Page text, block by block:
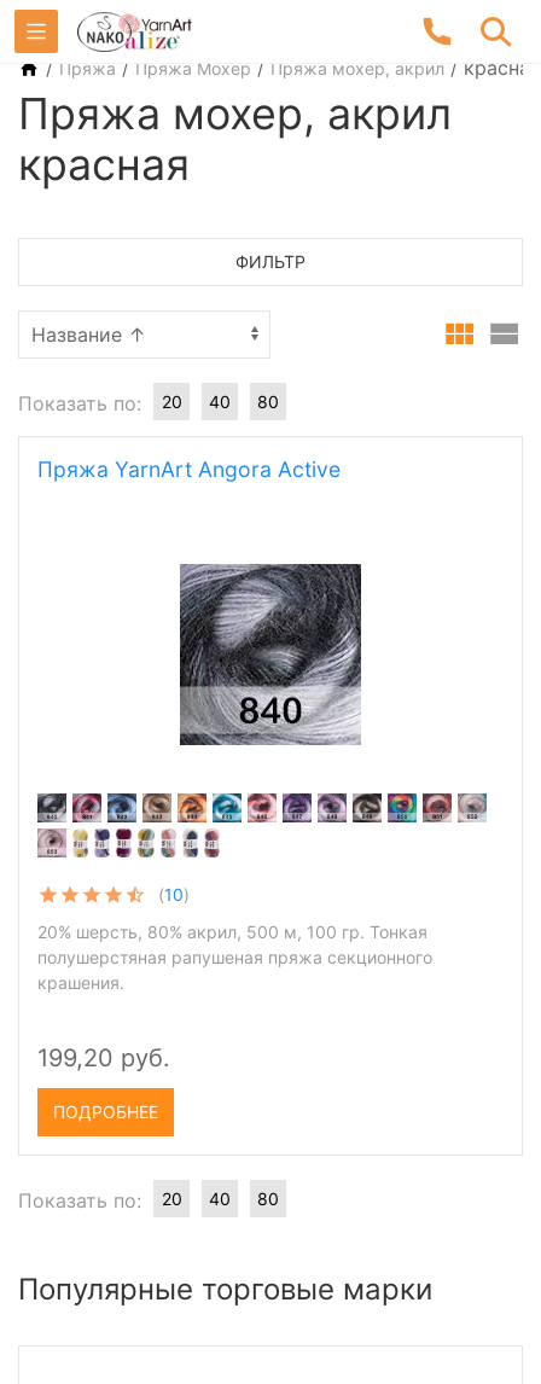
/ Пряжа / Пряжа Мохер / Пряжа мохер, акрил / красная
Пряжа мохер, акрил
красная
ФИЛЬТР
Показать по: 20 40 80
Пряжа YarnArt Angora Active
(10)
20% шерсть, 80% акрил, 500 м, 100 гр. Тонкая
полушерстяная рапушеная пряжа секционного
крашения.
199,20 руб.
ПОДРОБНЕЕ
Показать по: 20 40 80
Популярные торговые марки